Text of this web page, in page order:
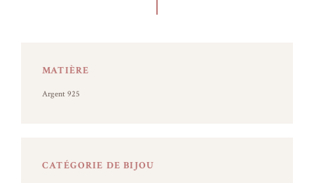
MATIÈRE
Argent 925
CATÉGORIE DE BIJOU